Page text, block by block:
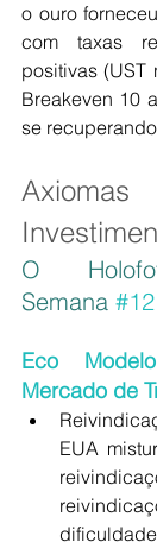
o ouro
com taxas
positivas (UST
Breakeven 10
se
O
Semana #12
Eco
Mercado de
EUA